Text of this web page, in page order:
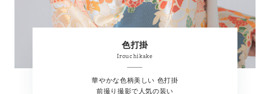
色打掛
Irouchikake
華やかな色柄美しい 色打掛
前撮り撮影で人気の装い